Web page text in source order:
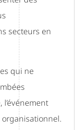
secteurs en
qui ne